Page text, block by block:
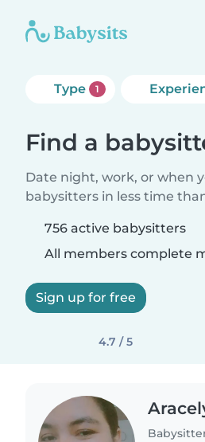
Type 1
Find a
Date night, work, or when
babysitters in less time
756 active babysitters
All members complete
Sign up for free
4.7 / 5